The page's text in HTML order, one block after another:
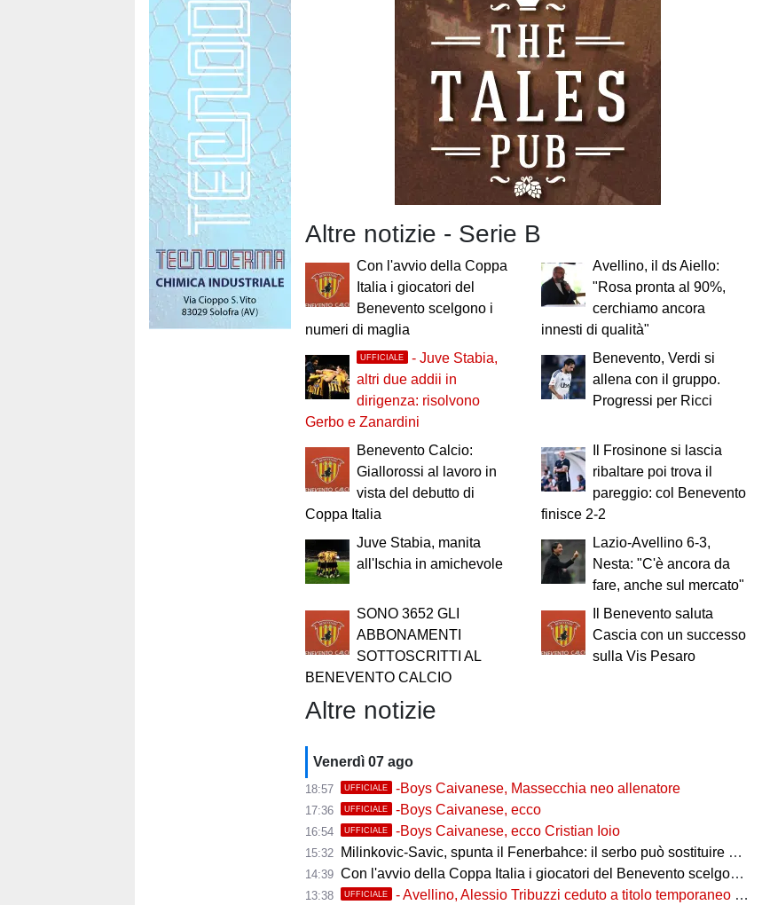
Altre notizie - Serie B
Con l'avvio della Coppa
Italia i giocatori del
Benevento scelgono i
numeri di maglia
Avellino, il ds Aiello:
"Rosa pronta al 90%,
cerchiamo ancora
innesti di qualità"
UFFICIALE
- Juve Stabia,
altri due addii in
dirigenza: risolvono
Gerbo e Zanardini
Benevento, Verdi si
allena con il gruppo.
Progressi per Ricci
Benevento Calcio:
Giallorossi al lavoro in
vista del debutto di
Coppa Italia
Il Frosinone si lascia
ribaltare poi trova il
pareggio: col Benevento
finisce 2-2
Juve Stabia, manita
all'Ischia in amichevole
Lazio-Avellino 6-3,
Nesta: "C'è ancora da
fare, anche sul mercato"
SONO 3652 GLI
ABBONAMENTI
SOTTOSCRITTI AL
BENEVENTO CALCIO
Il Benevento saluta
Cascia con un successo
sulla Vis Pesaro
Altre notizie
Venerdì 07 ago
18:57 UFFICIALE -Boys Caivanese, Massecchia neo allenatore
17:36 UFFICIALE -Boys Caivanese, ecco
16:54 UFFICIALE -Boys Caivanese, ecco Cristian Ioio
15:32 Milinkovic-Savic, spunta il Fenerbahce: il serbo può sostituire Ederson
14:39 Con l'avvio della Coppa Italia i giocatori del Benevento scelgono i numeri di maglia
13:38 UFFICIALE - Avellino, Alessio Tribuzzi ceduto a titolo temporaneo al Bari